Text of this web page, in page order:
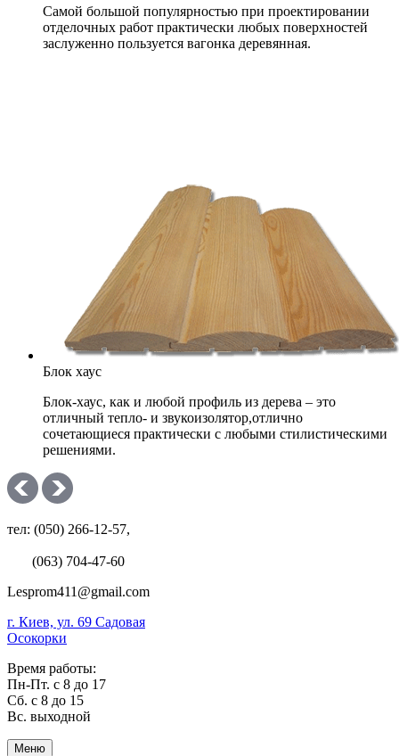
Самой большой популярностью при проектировании
отделочных работ практически любых поверхностей
заслуженно пользуется вагонка деревянная.
Блок хаус
Блок-хаус, как и любой профиль из дерева – это
отличный тепло- и звукоизолятор,отлично
сочетающиеся практически с любыми стилистическими
решениями.
тел: (050) 266-12-57,
(063) 704-47-60
Lesprom411@gmail.com
г. Киев, ул. 69 Садовая
Осокорки
Время работы:
Пн-Пт. с 8 до 17
Сб. с 8 до 15
Вс. выходной
Меню